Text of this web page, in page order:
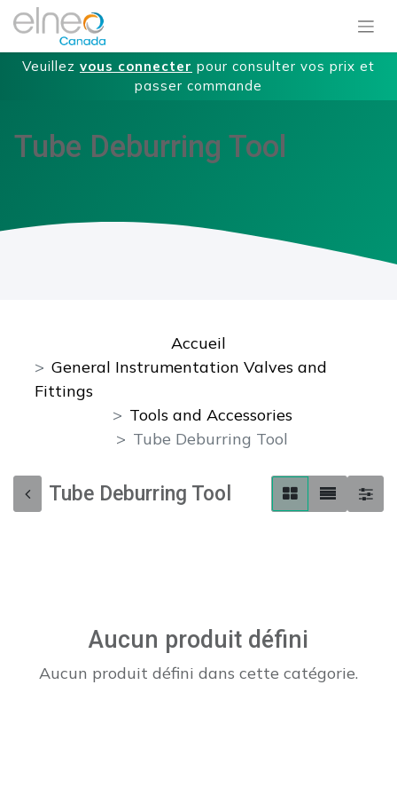
Veuillez vous connecter pour consulter vos prix et
passer commande
Tube Deburring Tool
Accueil
General Instrumentation Valves and
Fittings
Tools and Accessories
Tube Deburring Tool
Tube Deburring Tool
Aucun produit défini
Aucun produit défini dans cette catégorie.